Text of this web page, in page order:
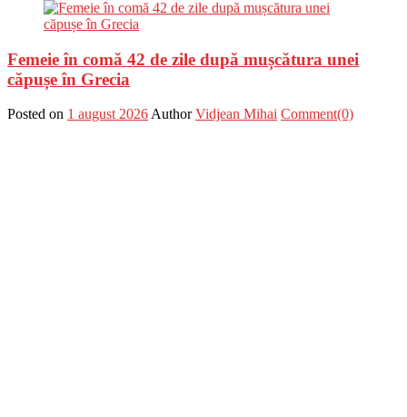
Femeie în comă 42 de zile după mușcătura unei
căpușe în Grecia
Posted on 1 august 2026 Author Vidjean Mihai Comment(0)